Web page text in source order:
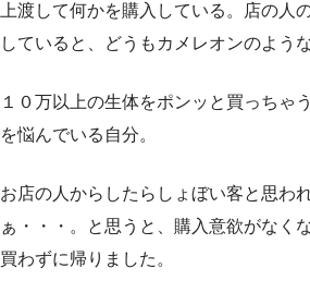
上渡して何かを購入している。店の人
していると、どうもカメレオンのよう
１０万以上の生体をポンッと買っちゃ
を悩んでいる自分。
お店の人からしたらしょぼい客と思わ
ぁ・・・。と思うと、購入意欲がなく
買わずに帰りました。